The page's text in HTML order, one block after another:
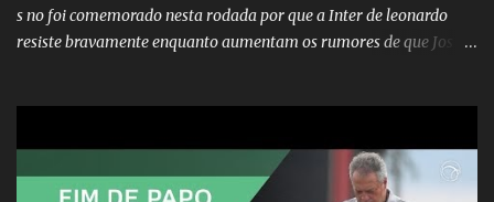
s no foi comemorado nesta rodada por que a Inter de leonardo
resiste bravamente enquanto aumentam os rumores de que Jos